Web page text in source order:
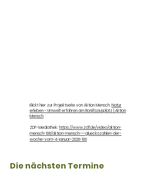
Klickt hier zur Projektseite von Aktion Mensch:Natur
erleben - Umwelt erfahren am Bonifaziusplatz | Aktion
Mensch​
ZDF-Mediathek: https://www.zdf.de/video/aktion-
mensch-108/aktion-mensch---glueckszahlen-der-
woche-vom-4-januar-2026-100
Die nächsten Termine